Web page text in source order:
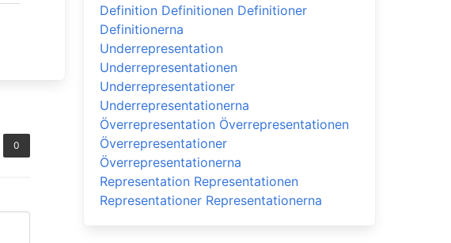
0
Definition Definitionen Definitioner
Definitionerna
Underrepresentation
Underrepresentationen
Underrepresentationer
Underrepresentationerna
Överrepresentation Överrepresentationen
Överrepresentationer
Överrepresentationerna
Representation Representationen
Representationer Representationerna